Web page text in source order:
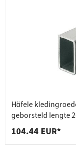
Häfele
geborsteld lengte
104.44 EUR*